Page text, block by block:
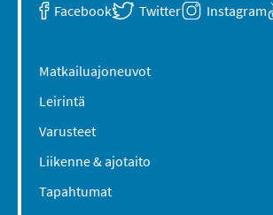
Facebook Twitter Instagram
Matkailuajoneuvot
Leirintä
Varusteet
Liikenne & ajotaito
Tapahtumat